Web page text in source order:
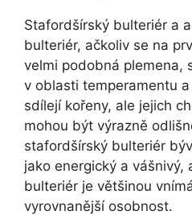
Stafordšírský bulteriér a
bulteriér, ačkoliv se na
velmi podobná plemena,
v oblasti temperamentu
sdílejí kořeny, ale jejich
mohou být výrazně
stafordšírský bulteriér
jako energický a vášnivý,
bulteriér je většinou
vyrovnanější osobnost.